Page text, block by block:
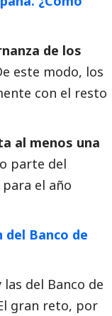
de los
este modo, los
con el resto
al menos una
parte del
el año
Banco de
del Banco de
gran reto, por